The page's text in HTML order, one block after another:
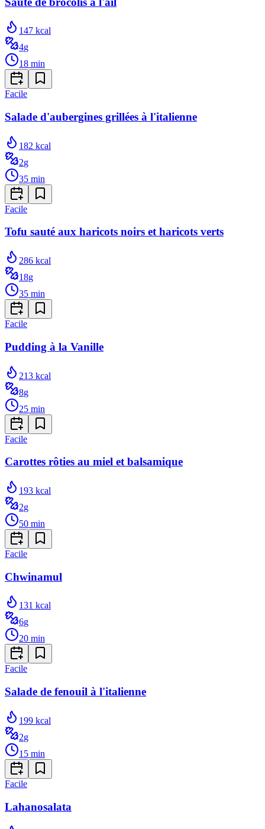
147 kcal
4g
18 min
Facile
Salade d'aubergines grillées à l'italienne
182 kcal
2g
35 min
Facile
Tofu sauté aux haricots noirs et haricots verts
286 kcal
18g
35 min
Facile
Pudding à la Vanille
213 kcal
8g
25 min
Facile
Carottes rôties au miel et balsamique
193 kcal
2g
50 min
Facile
Chwinamul
131 kcal
6g
20 min
Facile
Salade de fenouil à l'italienne
199 kcal
2g
15 min
Facile
Lahanosalata